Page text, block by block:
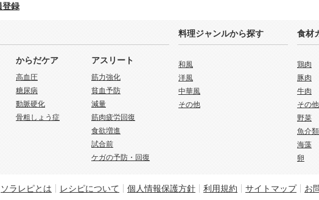
登録
からだケア
高血圧
糖尿病
動脈硬化
骨粗しょう症
アスリート
筋力強化
貧血予防
減量
筋肉疲労回復
食欲増進
試合前
ケガの予防・回復
料理ジャンルから探す
和風
洋風
中華風
その他
食材
鶏肉
豚肉
牛肉
その
野菜
魚介類
海藻
卵
ソラレピとは レシピについて 個人情報保護方針 利用規約 サイトマップ お